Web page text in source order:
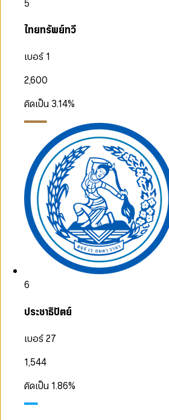
5
ไทยทรัพย์ทวี
เบอร์ 1
2,600
คิดเป็น 3.14%
6
ประชาธิปัตย์
เบอร์ 27
1,544
คิดเป็น 1.86%